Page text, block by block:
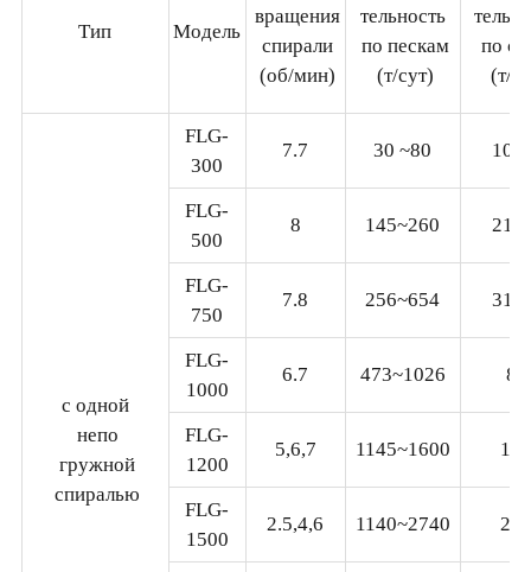
Тип Модель
вращения
спирали
(об/мин)
тельность
по пескам
(т/сут)
по
(т/
с одной
непо
гружной
спиралью
FLG-
300
7.7 30 ~80 10-
FLG-
500
8 145~260 21-
FLG-
750
7.8 256~654 31-
FLG-
1000
6.7 473~1026 85
FLG-
1200
5,6,7 1145~1600
FLG-
1500
2.5,4,6 1140~2740